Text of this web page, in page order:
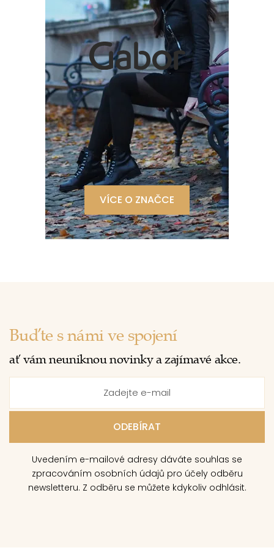
VÍCE O ZNAČCE
Buďte s námi ve spojení
ať vám neuniknou novinky a zajímavé akce.
Uvedením e-mailové adresy dáváte souhlas se
zpracováním osobních údajů pro účely odběru
newsletteru. Z odběru se můžete kdykoliv odhlásit.